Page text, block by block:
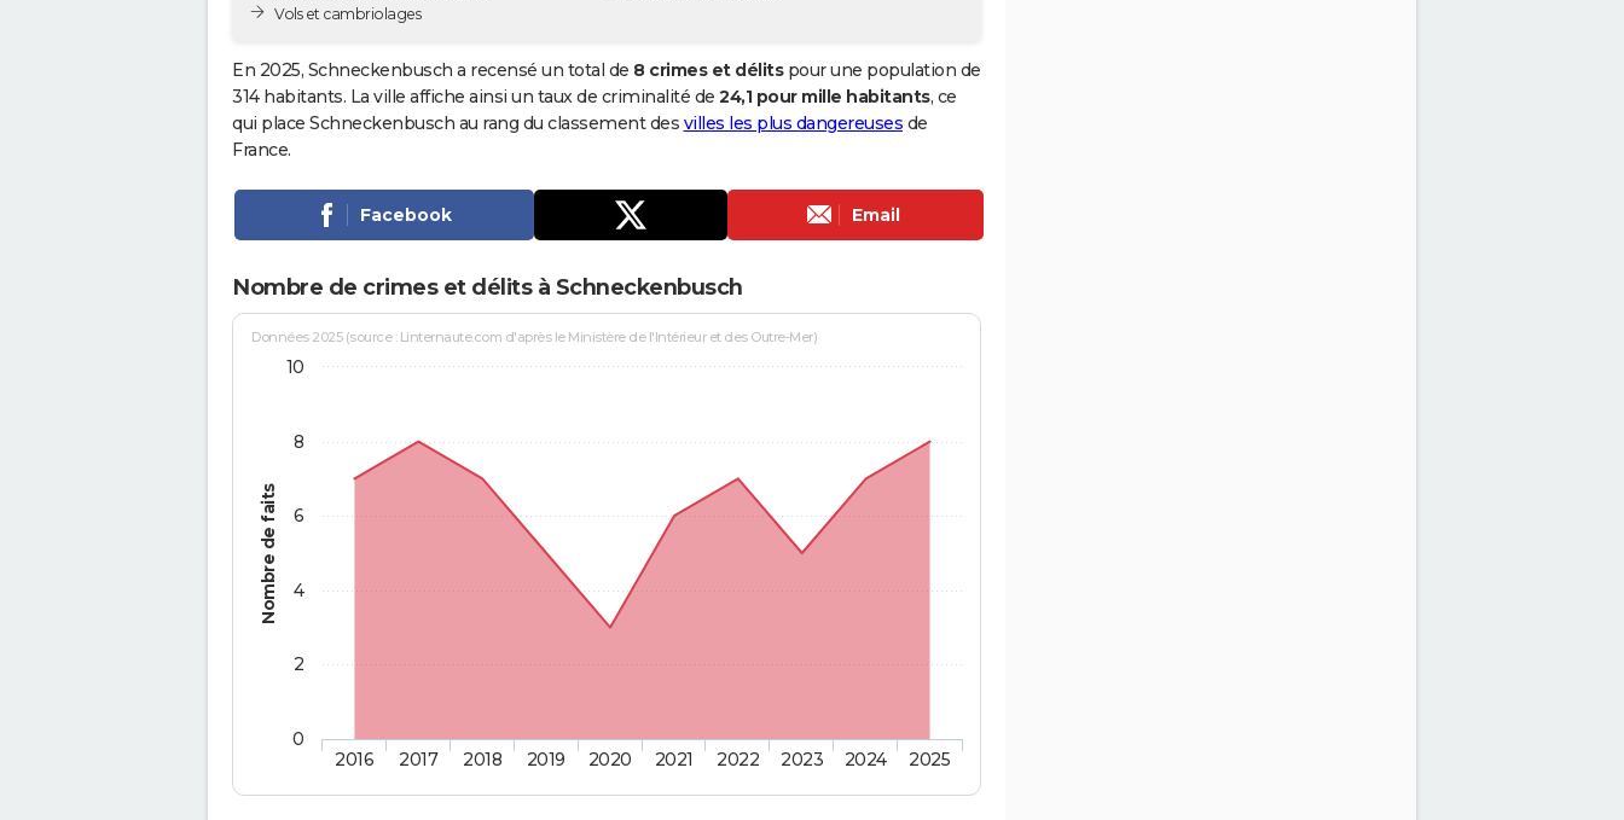
Vols et cambriolages
En 2025, Schneckenbusch a recensé un total de 8 crimes et délitspour une population de
314 habitants. La ville affiche ainsi un taux de criminalité de 24,1 pour mille habitants, ce
qui place Schneckenbusch au rang du classement des villes les plus dangereuses de
France.
Facebook Email
Nombre de crimes et délits à Schneckenbusch
Nombre de faits
Données 2025 (source : Linternaute.com d'après le Ministère de l'Intérieur et des Outre-Mer)
2016 2017 2018 2019 2020 2021 2022 2023 2024 2025
0
2
4
6
8
10